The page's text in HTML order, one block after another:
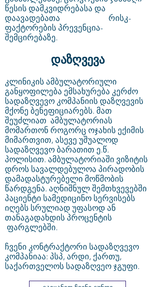
წესის დამკვიდრებასა და
დაავადებათა რისკ-
ფაქტორების პრევენცია-
შემცირებაზე.
დაზღვევა
კლინიკის ამბულატორიული
განყოფილება ემსახურება კერძო
სადაზღვევო კომპანიის დაზღვევის
მქონე ბენეფიციარებს. მათ
შეუძლიათ ამბულატორიას
მომართონ როგორც ოჯახის ექიმის
მიმართვით, ასევე უშუალოდ
სადაზღვევო ბარათით ე.წ.
პოლისით. ამბულატორიაში ვიზიტის
დროს სავალდებულოა პირადობის
დამადასტურებელი მოწმობის
წარდგენა. აღნიშნულ შემთხვევებში
პაციენტი სამედიცინო სერვისებს
იღებს სრულიად უფასოდ ან
თანაგადახდის პროცენტის
ფარგლებში.
ჩვენი კონტრაქტორი სადაზღვევო
კომპანიაა: პსპ, არდი, ქართუ,
საქართველოს სადაზღვეო ჯგუფი.